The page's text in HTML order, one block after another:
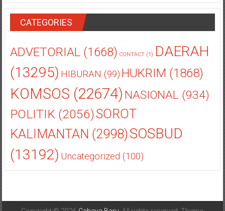
CATEGORIES
ADVETORIAL(1668) CONTACT(1) DAERAH
(13295) HIBURAN (99) HUKRIM (1868)
KOMSOS (22674) NASIONAL(934)
POLITIK(2056)SOROT
KALIMANTAN (2998)SOSBUD
(13192) Uncategorized (100)